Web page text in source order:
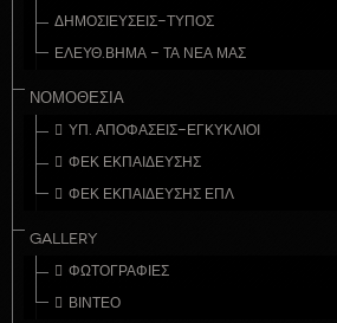
ΔΗΜΟΣΙΕΎΣΕΙΣ-ΤΎΠΟΣ
ΕΛΕΎΘ.ΒΉΜΑ - ΤΑ ΝΈΑ ΜΑΣ
ΝΟΜΟΘΕΣΊΑ
ΥΠ. ΑΠΟΦΆΣΕΙΣ-ΕΓΚΎΚΛΙΟΙ
ΦΕΚ ΕΚΠΑΊΔΕΥΣΗΣ
ΦΕΚ ΕΚΠΑΊΔΕΥΣΗΣ ΕΠΛ
GALLERY
ΦΩΤΟΓΡΑΦΙΕΣ
ΒΙΝΤΕΟ